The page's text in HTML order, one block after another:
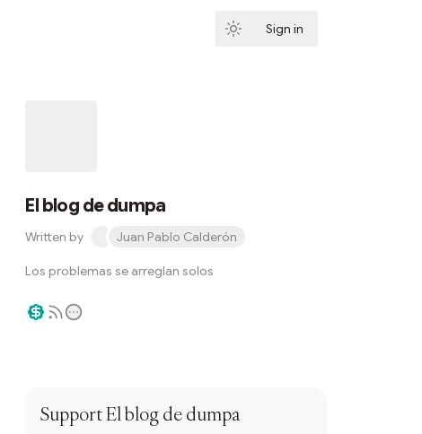
Sign in
El blog de dumpa
Written by Juan Pablo Calderón
Los problemas se arreglan solos
SupportEl blog de dumpa